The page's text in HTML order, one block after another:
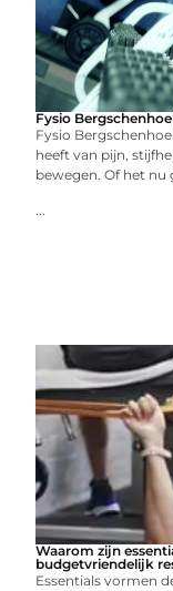
Fysio
Fysio
heeft van pijn,
bewegen. Of het nu
...
Waarom zijn
budgetvriendelijk
Essentials vormen